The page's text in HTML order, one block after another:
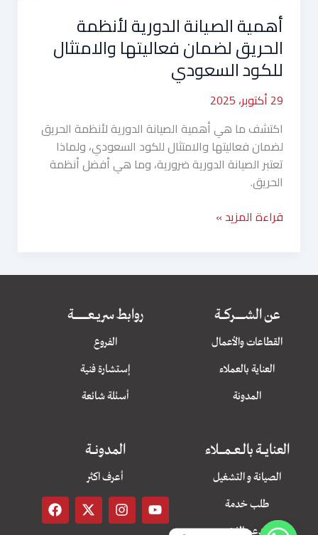
أهمية الصيانة الدورية لأنظمة
الحريق لضمان فعاليتها والامتثال
للكود السعودي
29 أكتوبر، 2025
اكتشف ما هي أهمية الصيانة الدورية لأنظمة الحريق
لضمان فعاليتها والامتثال للكود السعودي، ولماذا
تعتبر الصيانة الدورية ضرورية، وما هي أفضل أنظمة
الحريق.
قراءة المزيد »
عن الشــــــــــــركــــــة
القطاعات والأعمال
العناية بالعملاء
المدونة
روابط سريــــعــــــــــــــــــــة
الفروع
إستشارة فنية
أسئلة شائعة
العنايـــــة بالـــعــــمـــــــلاء
الصيانة و التشغيل
طلب خدمة
الدعم الفني
المدونـــــة
أعرف اكثر
Y
o
u
I
n
s
X
-
t
F
a
c